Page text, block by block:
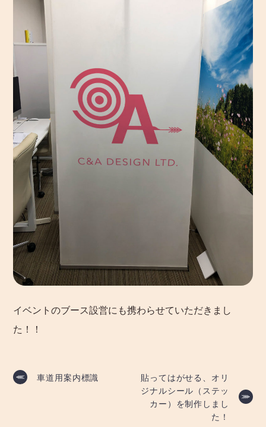
イベントのブース設営にも携わらせていただきまし
た！！
投
車道用案内標識
貼ってはがせる、オリ
ジナルシール（ステッ
カー）を制作しまし
た！